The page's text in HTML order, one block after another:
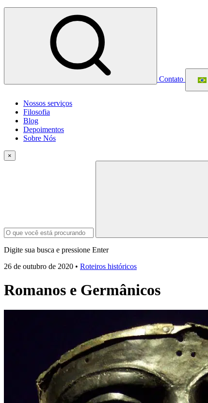
Contato
Nossos serviços
Filosofia
Blog
Depoimentos
Sobre Nós
×
Digite sua busca e pressione Enter
26 de outubro de 2020 • Roteiros históricos
Romanos e Germânicos